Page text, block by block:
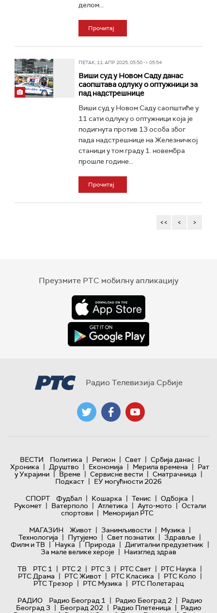
делом...
Прочитај
ПЕТАК, 11. АПР 2025, 05:50 -> 05:54
Виши суд у Новом Саду данас
саопштава одлуку о оптужници за
пад надстрешнице
Виши суд у Новом Саду саопштиће у
11 сати одлуку о оптужници која је
подигнута против 13 особа због
пада надстрешнице на Железничкој
станици у том граду 1. новембра
прошле године...
Прочитај
<< < >
Преузмите РТС мобилну апликацију
Радио Телевизија Србије
ВЕСТИ Политика | Регион | Свет | Србија данас |
Хроника | Друштво | Економија | Мерила времена | Рат
у Украјини | Време | Сервисне вести | Сматрачница |
Подкаст | ЕУ могућности 2026
СПОРТ
Фудбал | Кошарка | Тенис | Одбојка |
Рукомет | Ватерполо | Атлетика | Ауто-мото | Остали
спортови | Меморијал РТС
МАГАЗИН
Живот | Занимљивости | Музика |
Технологијa | Путујемо | Свет познатих | Здравље |
Филм и ТВ | Наука | Природа | Дигитални предузетник |
За мале велике хероје | Наизглед здрав
ТВ
РТС 1 | РТС 2 | РТС 3 | РТС Свет | РТС Наука |
РТС Драма | РТС Живот | РТС Класика | РТС Коло |
РТС Трезор | РТС Музика | РТС Полетарац
РАДИО
Радио Београд 1 | Радио Београд 2 | Радио
Београд 3 | Београд 202 | Радио Плетеница | Радио